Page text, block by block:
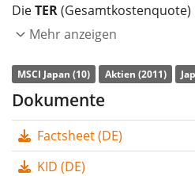
DieTER(Gesamtkostenquote)
p.a.. Der ETF bildet die
Indexbestandteile) nach. Die
werden an die Anleger
Der Xtrackers MSCI Japan
Fondsvolumen von 401 Mio.
Mehr anzeigen
MSCI Japan (10) Aktien (2011)
Dokumente
Factsheet (DE)
KID (DE)